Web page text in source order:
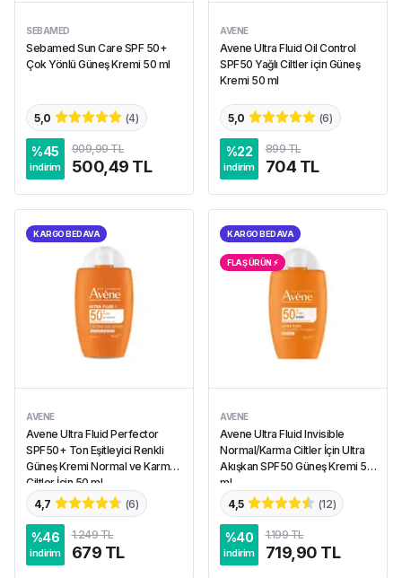
SEBAMED
Sebamed Sun Care SPF 50+
Çok Yönlü Güneş Kremi 50 ml
5,0 (4)
%45
indirim
909,99 TL
500,49 TL
AVENE
Avene Ultra Fluid Oil Control
SPF50 Yağlı Ciltler için Güneş
Kremi 50 ml
5,0 (6)
%22
indirim
899 TL
704 TL
KARGO BEDAVA
AVENE
Avene Ultra Fluid Perfector
SPF50+ Ton Eşitleyici Renkli
Güneş Kremi Normal ve Karma
Ciltler İçin 50 ml
4,7
(6)
%46
indirim
1.249 TL
679 TL
KARGO BEDAVA
FLAŞ ÜRÜN ⚡︎
AVENE
Avene Ultra Fluid Invisible
Normal/Karma Ciltler İçin Ultra
Akışkan SPF50 Güneş Kremi 50
ml
4,5
(12)
%40
indirim
1.199 TL
719,90 TL